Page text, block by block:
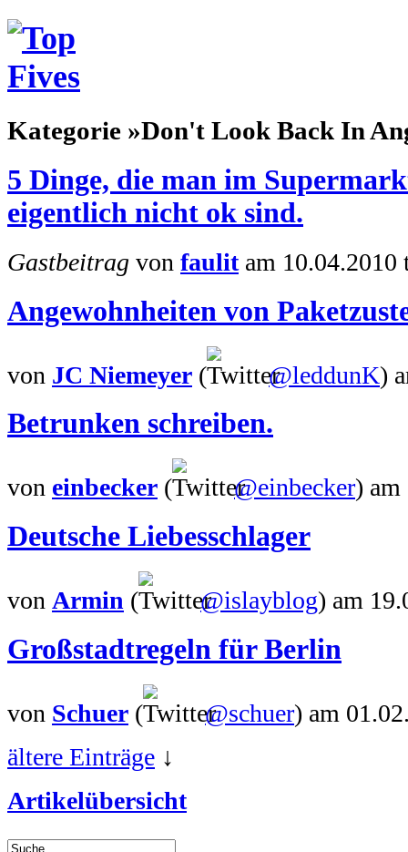
Kategorie »Don't Look Back In
5 Dinge, die man im
eigentlich nicht ok sind.
Gastbeitrag von faulitam 10.04.2010
Angewohnheiten von
von JC Niemeyer ( @leddunK)
Betrunken schreiben.
von einbecker ( @einbecker) am
Deutsche Liebesschlager
von Armin ( @islayblog) am
Großstadtregeln für Berlin
von Schuer ( @schuer) am
ältere Einträge ↓
Artikelübersicht